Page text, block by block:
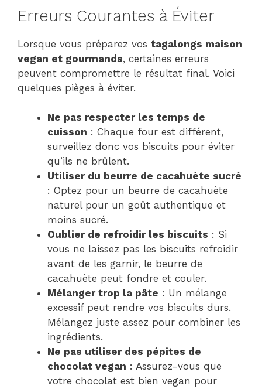
Erreurs Courantes à Éviter
Lorsque vous préparez vos tagalongs maison
vegan et gourmands, certaines erreurs
peuvent compromettre le résultat final. Voici
quelques pièges à éviter.
Ne pas respecter les temps de
cuisson : Chaque four est différent,
surveillez donc vos biscuits pour éviter
qu’ils ne brûlent.
Utiliser du beurre de cacahuète sucré
: Optez pour un beurre de cacahuète
naturel pour un goût authentique et
moins sucré.
Oublier de refroidir les biscuits : Si
vous ne laissez pas les biscuits refroidir
avant de les garnir, le beurre de
cacahuète peut fondre et couler.
Mélanger trop la pâte : Un mélange
excessif peut rendre vos biscuits durs.
Mélangez juste assez pour combiner les
ingrédients.
Ne pas utiliser des pépites de
chocolat vegan : Assurez-vous que
votre chocolat est bien vegan pour